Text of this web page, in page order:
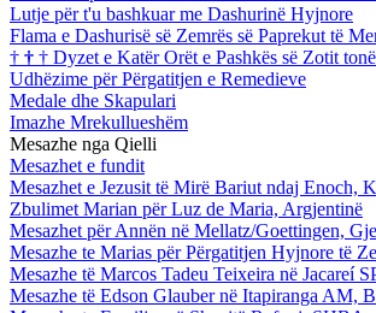
Lutje për t'u bashkuar me Dashurinë Hyjnore
Flama e Dashurisë së Zemrës së Paprekut të
† † † Dyzet e Katër Orët e Pashkës së Zotit
Udhëzime për Përgatitjen e Remedieve
Medale dhe Skapulari
Imazhe Mrekullueshëm
Mesazhe nga Qielli
Mesazhet e fundit
Mesazhet e Jezusit të Mirë Bariut ndaj Enoch,
Zbulimet Marian për Luz de Maria, Argjentinë
Mesazhet për Annën në Mellatz/Goettingen,
Mesazhe te Marias për Përgatitjen Hyjnore të
Mesazhe të Marcos Tadeu Teixeira në Jacareí
Mesazhe të Edson Glauber në Itapiranga AM,